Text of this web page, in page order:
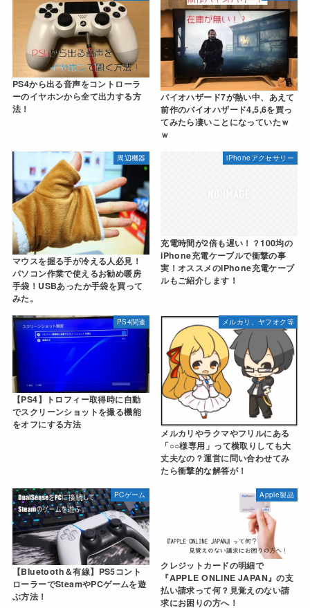
PS4から出る音声をコントローラ
ーのイヤホンから全て出力する方
法！
バイオハザード7が熱い中、あえて
前作のバイオハザード4,5,6を買っ
てみたら凄いことになっていたｗ
ｗ
周辺機器
マウスを握る手が冷える人必見！
パソコン作業で使えるお勧め暖房
手袋！USBあったか手袋を買って
みた。
iPhoneアクセサリー
充電時間が2倍も遅い！？100均の
iPhone充電ケーブルで衝撃の事
実！オススメのiPhone充電ケーブ
ルもご紹介します！
PS4関連
【PS4】トロフィー取得時に自動
でスクリーンショットを撮る機能
をオフにする方法
メルカリ、ヤフオク等
メルカリやラクマやフリルにある
「○○様専用」って横取りしても大
丈夫なの？運営に問い合わせてみ
たら衝撃的な解答が！
PCゲーム
【Bluetooth＆有線】PS5コント
ローラーでSteamやPCゲームを遊
ぶ方法！
Apple製品
クレジットカードの明細で
『APPLE ONLINE JAPAN』の支
払い請求って何？見覚えのない請
求にお困りの方へ！